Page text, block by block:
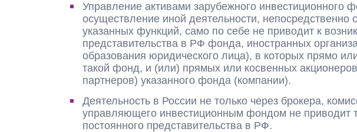
Управление активами зарубежного инвестиционного
осуществление иной деятельности, непосредственно
указанных функций, само по себе не приводит к
представительства в РФ фонда, иностранных
образования юридического лица), в которых прямо
такой фонд, и (или) прямых или косвенных
партнеров) указанного фонда (компании).
Деятельность в России не только через брокера,
управляющего инвестиционным фондом не приводит
постоянного представительства в РФ.